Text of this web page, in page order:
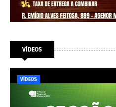
VÍDEOS
VÍDEOS